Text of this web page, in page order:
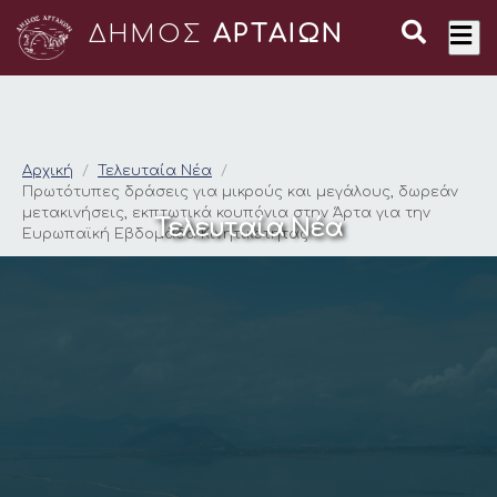
ΔΗΜΟΣ ΑΡΤΑΙΩΝ
Πρωτότυπες
Αρχική
Τελευταία Νέα
Πρωτότυπες δράσεις για μικρούς και μεγάλους, δωρεάν
μετακινήσεις, εκπτωτικά κουπόνια στην Άρτα για την
Ευρωπαϊκή Εβδομάδα Κινητικότητας
Τελευταία Νέα